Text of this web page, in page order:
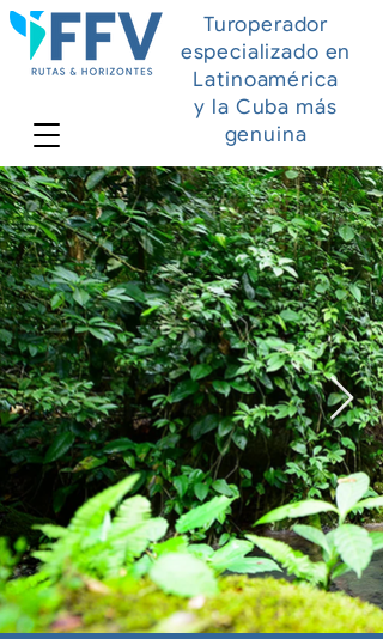
Turoperador
especializado en
Latinoamérica
y la Cuba más
genuina